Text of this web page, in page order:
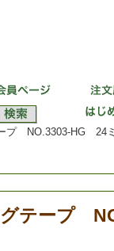
プ NO.3303-HG 24
グテープ